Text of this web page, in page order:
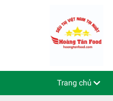
Trang chủ